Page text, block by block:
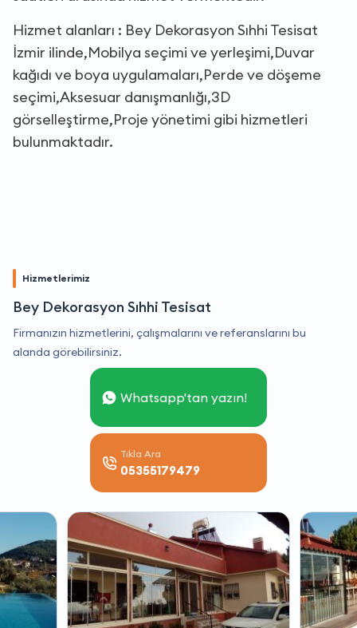
Hizmet alanları : Bey Dekorasyon Sıhhi Tesisat
İzmir ilinde,Mobilya seçimi ve yerleşimi,Duvar
kağıdı ve boya uygulamaları,Perde ve döşeme
seçimi,Aksesuar danışmanlığı,3D
görselleştirme,Proje yönetimi gibi hizmetleri
bulunmaktadır.
Hizmetlerimiz
Bey Dekorasyon Sıhhi Tesisat
Firmanızın hizmetlerini, çalışmalarını ve referanslarını bu
alanda görebilirsiniz.
Whatsapp'tan yazın!
Tıkla Ara
05355179479